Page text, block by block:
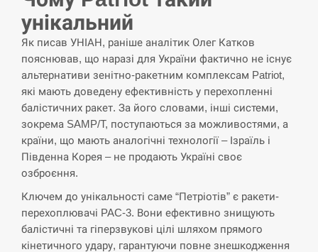
СЕРПЕНЬ
13:40
Біля українського літака в аеропорту Лейпцига
виявили дрон, ймовірно, з…
СЕРПЕНЬ
13:23
“Они должны быть уничтожены”: в МИДе
ответили, как отреагируют на…
СЕРПЕНЬ
13:10
Тайвань проводить найбільші військові
навчання на тлі загрози вторгнення з…
унікальний
Як писав УНІАН, раніше аналітик Олег Катков
пояснював, що наразі для України фактично не існує
альтернативи зенітно-ракетним комплексам Patriot,
які мають доведену ефективність у перехопленні
балістичних ракет. За його словами, інші системи,
зокрема SAMP/T, поступаються за можливостями, а
країни, що мають аналогічні технології – Ізраїль і
Південна Корея – не продають Україні своє
озброєння.
Ключем до унікальності саме “Петріотів” є ракети-
перехоплювачі PAC-3. Вони ефективно знищують
балістичні та гіперзвукові цілі шляхом прямого
кінетичного удару, гарантуючи повне знешкодження